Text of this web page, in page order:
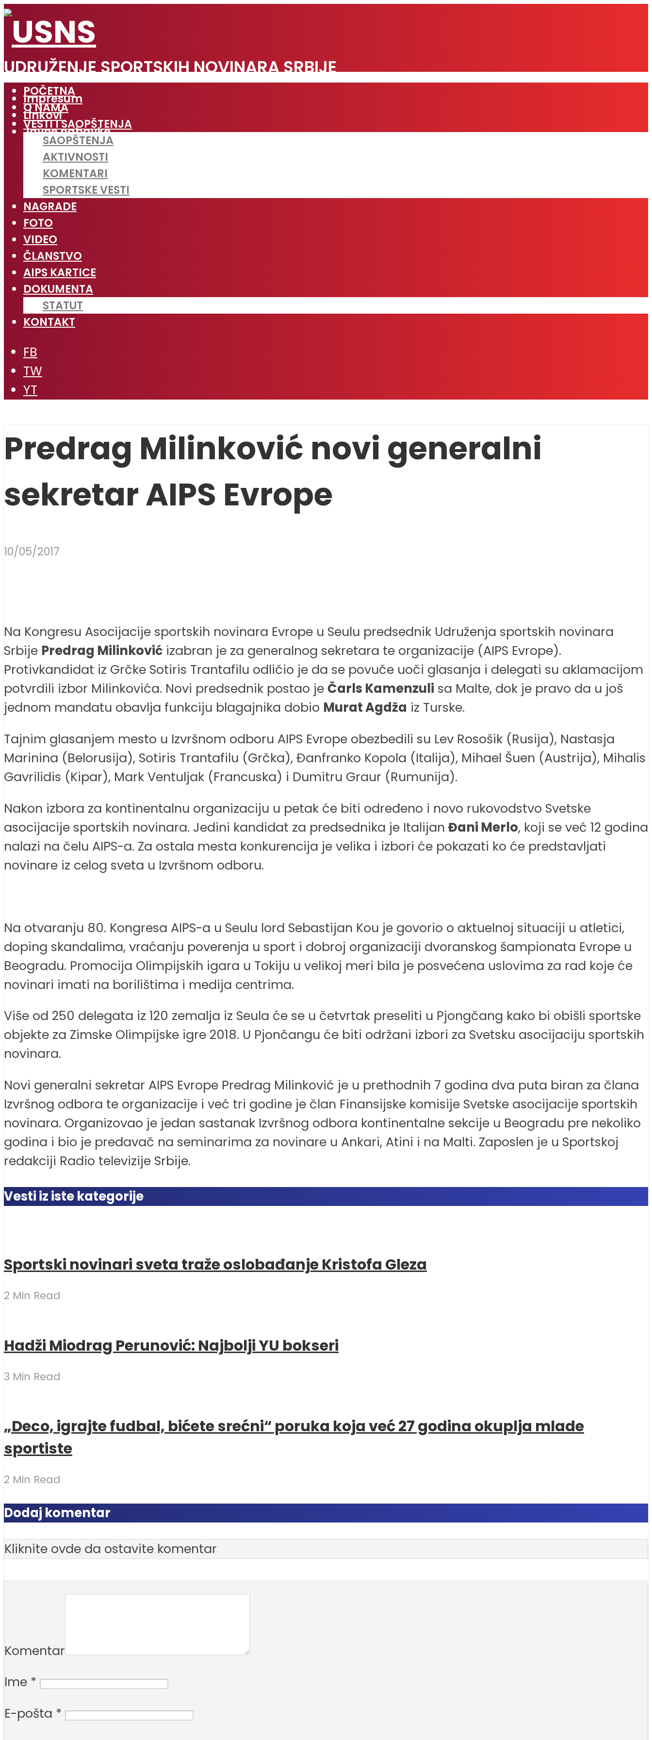
UDRUŽENJE SPORTSKIH NOVINARA SRBIJE
Impresum
Linkovi
Javne nabavke
POČETNA
O NAMA
VESTI I SAOPŠTENJA
SAOPŠTENJA
AKTIVNOSTI
KOMENTARI
SPORTSKE VESTI
NAGRADE
FOTO
VIDEO
ČLANSTVO
AIPS KARTICE
DOKUMENTA
STATUT
KONTAKT
FB
TW
YT
Predrag Milinković novi generalni
sekretar AIPS Evrope
10/05/2017
Na Kongresu Asocijacije sportskih novinara Evrope u Seulu predsednik Udruženja sportskih novinara
Srbije Predrag Milinković izabran je za generalnog sekretara te organizacije (AIPS Evrope).
Protivkandidat iz Grčke Sotiris Trantafilu odličio je da se povuče uoči glasanja i delegati su aklamacijom
potvrdili izbor Milinkovića. Novi predsednik postao jeČarls Kamenzuli sa Malte, dok je pravo da u još
jednom mandatu obavlja funkciju blagajnika dobio Murat Agdža iz Turske.
Tajnim glasanjem mesto u Izvršnom odboru AIPS Evrope obezbedili su Lev Rosošik (Rusija), Nastasja
Marinina (Belorusija), Sotiris Trantafilu (Grčka), Đanfranko Kopola (Italija), Mihael Šuen (Austrija), Mihalis
Gavrilidis (Kipar), Mark Ventuljak (Francuska) i Dumitru Graur (Rumunija).
Nakon izbora za kontinentalnu organizaciju u petak će biti određeno i novo rukovodstvo Svetske
asocijacije sportskih novinara. Jedini kandidat za predsednika je Italijan Đani Merlo, koji se već 12 godina
nalazi na čelu AIPS-a. Za ostala mesta konkurencija je velika i izbori će pokazati ko će predstavljati
novinare iz celog sveta u Izvršnom odboru.
Na otvaranju 80. Kongresa AIPS-a u Seulu lord Sebastijan Kou je govorio o aktuelnoj situaciji u atletici,
doping skandalima, vraćanju poverenja u sport i dobroj organizaciji dvoranskog šampionata Evrope u
Beogradu. Promocija Olimpijskih igara u Tokiju u velikoj meri bila je posvećena uslovima za rad koje će
novinari imati na borilištima i medija centrima.
Više od 250 delegata iz 120 zemalja iz Seula će se u četvrtak preseliti u Pjongčang kako bi obišli sportske
objekte za Zimske Olimpijske igre 2018. U Pjončangu će biti održani izbori za Svetsku asocijaciju sportskih
novinara.
Novi generalni sekretar AIPS Evrope Predrag Milinković je u prethodnih 7 godina dva puta biran za člana
Izvršnog odbora te organizacije i već tri godine je član Finansijske komisije Svetske asocijacije sportskih
novinara. Organizovao je jedan sastanak Izvršnog odbora kontinentalne sekcije u Beogradu pre nekoliko
godina i bio je predavač na seminarima za novinare u Ankari, Atini i na Malti. Zaposlen je u Sportskoj
redakciji Radio televizije Srbije.
Vesti iz iste kategorije
Sportski novinari sveta traže oslobađanje Kristofa Gleza
2 Min Read
Hadži Miodrag Perunović: Najbolji YU bokseri
3 Min Read
„Deco, igrajte fudbal, bićete srećni“ poruka koja već 27 godina okuplja mlade
sportiste
2 Min Read
Dodaj komentar
Kliknite ovde da ostavite komentar
Komentar
Ime *
E-pošta *